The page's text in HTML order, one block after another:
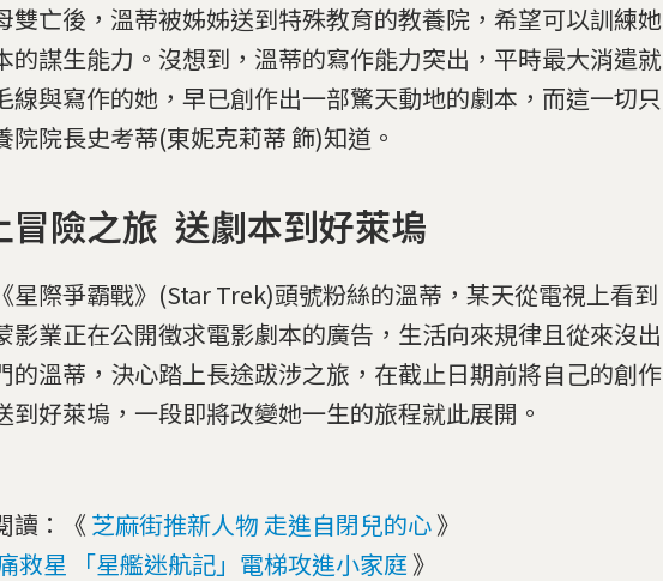
雙亡後，溫蒂被姊姊送到特殊教育的教養院，希望可以訓練她
的謀生能力。沒想到，溫蒂的寫作能力突出，平時最大消遣就
線與寫作的她，早已創作出一部驚天動地的劇本，而這一切只
院院長史考蒂(東妮克莉蒂 飾)知道。
冒險之旅 送劇本到好萊塢
星際爭霸戰》(Star Trek)頭號粉絲的溫蒂，某天從電視上看到
影業正在公開徵求電影劇本的廣告，生活向來規律且從來沒出
的溫蒂，決心踏上長途跋涉之旅，在截止日期前將自己的創作
到好萊塢，一段即將改變她一生的旅程就此展開。
讀：《 芝麻街推新人物 走進自閉兒的心》
救星 「星艦迷航記」電梯攻進小家庭 》